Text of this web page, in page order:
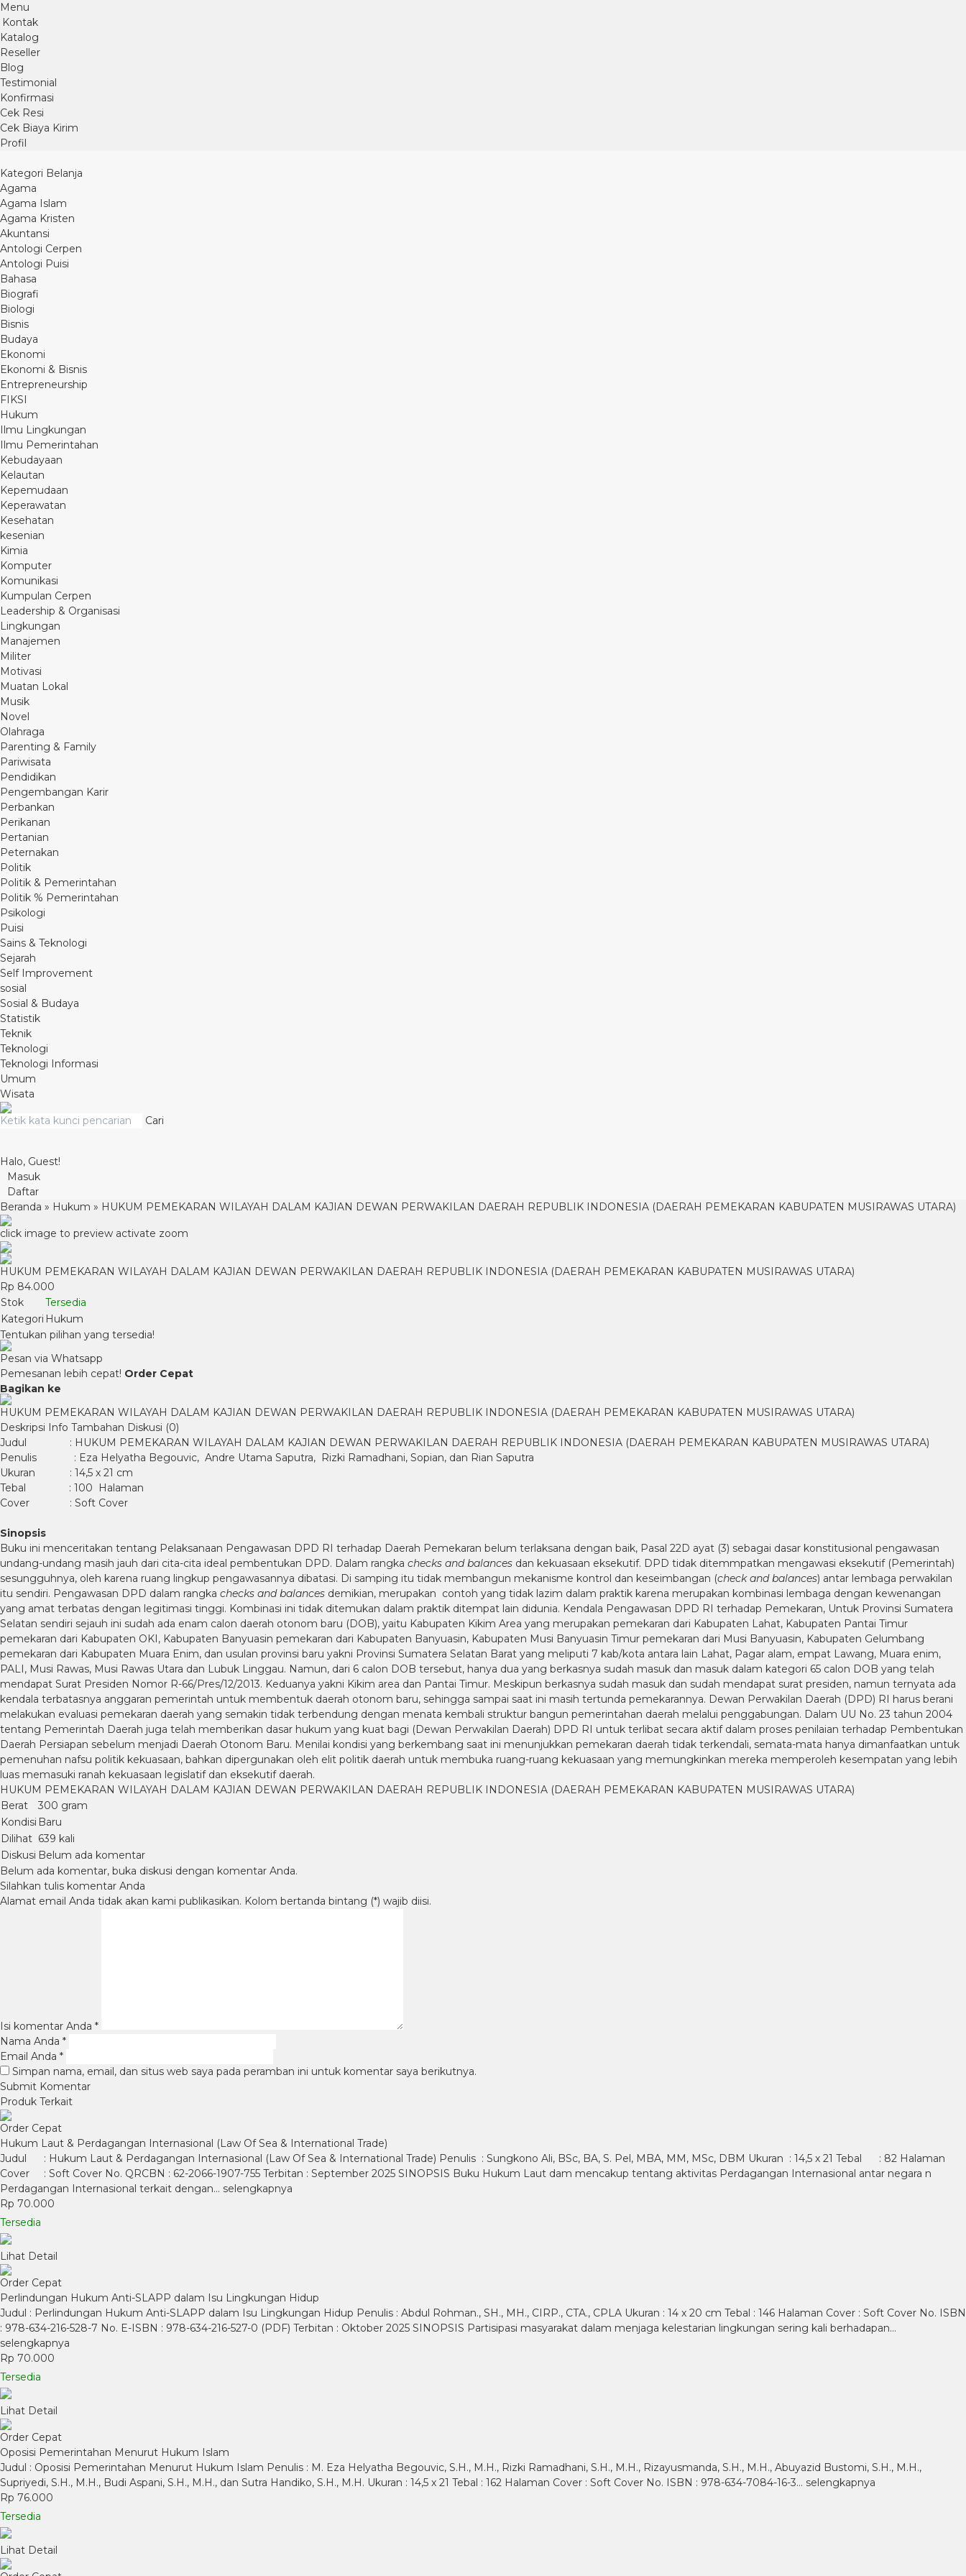
Menu
Kontak
Katalog
Reseller
Blog
Testimonial
Konfirmasi
Cek Resi
Cek Biaya Kirim
Profil
Kategori Belanja
Agama
Agama Islam
Agama Kristen
Akuntansi
Antologi Cerpen
Antologi Puisi
Bahasa
Biografi
Biologi
Bisnis
Budaya
Ekonomi
Ekonomi & Bisnis
Entrepreneurship
FIKSI
Hukum
Ilmu Lingkungan
Ilmu Pemerintahan
Kebudayaan
Kelautan
Kepemudaan
Keperawatan
Kesehatan
kesenian
Kimia
Komputer
Komunikasi
Kumpulan Cerpen
Leadership & Organisasi
Lingkungan
Manajemen
Militer
Motivasi
Muatan Lokal
Musik
Novel
Olahraga
Parenting & Family
Pariwisata
Pendidikan
Pengembangan Karir
Perbankan
Perikanan
Pertanian
Peternakan
Politik
Politik & Pemerintahan
Politik % Pemerintahan
Psikologi
Puisi
Sains & Teknologi
Sejarah
Self Improvement
sosial
Sosial & Budaya
Statistik
Teknik
Teknologi
Teknologi Informasi
Umum
Wisata
Cari
Halo, Guest!
Masuk
Daftar
Beranda » Hukum » HUKUM PEMEKARAN WILAYAH DALAM KAJIAN DEWAN PERWAKILAN DAERAH REPUBLIK INDONESIA (DAERAH PEMEKARAN KABUPATEN MUSIRAWAS UTARA)
click image to preview activate zoom
HUKUM PEMEKARAN WILAYAH DALAM KAJIAN DEWAN PERWAKILAN DAERAH REPUBLIK INDONESIA (DAERAH PEMEKARAN KABUPATEN MUSIRAWAS UTARA)
Rp 84.000
Stok
Tersedia
Kategori Hukum
Tentukan pilihan yang tersedia!
Pesan via Whatsapp
Pemesanan lebih cepat! Order Cepat
Bagikan ke
HUKUM PEMEKARAN WILAYAH DALAM KAJIAN DEWAN PERWAKILAN DAERAH REPUBLIK INDONESIA (DAERAH PEMEKARAN KABUPATEN MUSIRAWAS UTARA)
Deskripsi Info Tambahan Diskusi (0)
Judul : HUKUM PEMEKARAN WILAYAH DALAM KAJIAN DEWAN PERWAKILAN DAERAH REPUBLIK INDONESIA (DAERAH PEMEKARAN KABUPATEN MUSIRAWAS UTARA)
Penulis : Eza Helyatha Begouvic, Andre Utama Saputra, Rizki Ramadhani, Sopian, dan Rian Saputra
Ukuran : 14,5 x 21 cm
Tebal : 100 Halaman
Cover : Soft Cover
Sinopsis
Buku ini menceritakan tentang Pelaksanaan Pengawasan DPD RI terhadap Daerah Pemekaran belum terlaksana dengan baik, Pasal 22D ayat (3) sebagai dasar konstitusional pengawasan
undang-undang masih jauh dari cita-cita ideal pembentukan DPD. Dalam rangka checks and balances dan kekuasaan eksekutif. DPD tidak ditemmpatkan mengawasi eksekutif (Pemerintah)
sesungguhnya, oleh karena ruang lingkup pengawasannya dibatasi. Di samping itu tidak membangun mekanisme kontrol dan keseimbangan (check and balances) antar lembaga perwakilan
itu sendiri. Pengawasan DPD dalam rangka checks and balances demikian, merupakan contoh yang tidak lazim dalam praktik karena merupakan kombinasi lembaga dengan kewenangan
yang amat terbatas dengan legitimasi tinggi. Kombinasi ini tidak ditemukan dalam praktik ditempat lain didunia. Kendala Pengawasan DPD RI terhadap Pemekaran, Untuk Provinsi Sumatera
Selatan sendiri sejauh ini sudah ada enam calon daerah otonom baru (DOB), yaitu Kabupaten Kikim Area yang merupakan pemekaran dari Kabupaten Lahat, Kabupaten Pantai Timur
pemekaran dari Kabupaten OKI, Kabupaten Banyuasin pemekaran dari Kabupaten Banyuasin, Kabupaten Musi Banyuasin Timur pemekaran dari Musi Banyuasin, Kabupaten Gelumbang
pemekaran dari Kabupaten Muara Enim, dan usulan provinsi baru yakni Provinsi Sumatera Selatan Barat yang meliputi 7 kab/kota antara lain Lahat, Pagar alam, empat Lawang, Muara enim,
PALI, Musi Rawas, Musi Rawas Utara dan Lubuk Linggau. Namun, dari 6 calon DOB tersebut, hanya dua yang berkasnya sudah masuk dan masuk dalam kategori 65 calon DOB yang telah
mendapat Surat Presiden Nomor R-66/Pres/12/2013. Keduanya yakni Kikim area dan Pantai Timur. Meskipun berkasnya sudah masuk dan sudah mendapat surat presiden, namun ternyata ada
kendala terbatasnya anggaran pemerintah untuk membentuk daerah otonom baru, sehingga sampai saat ini masih tertunda pemekarannya. Dewan Perwakilan Daerah (DPD) RI harus berani
melakukan evaluasi pemekaran daerah yang semakin tidak terbendung dengan menata kembali struktur bangun pemerintahan daerah melalui penggabungan. Dalam UU No. 23 tahun 2004
tentang Pemerintah Daerah juga telah memberikan dasar hukum yang kuat bagi (Dewan Perwakilan Daerah) DPD RI untuk terlibat secara aktif dalam proses penilaian terhadap Pembentukan
Daerah Persiapan sebelum menjadi Daerah Otonom Baru. Menilai kondisi yang berkembang saat ini menunjukkan pemekaran daerah tidak terkendali, semata-mata hanya dimanfaatkan untuk
pemenuhan nafsu politik kekuasaan, bahkan dipergunakan oleh elit politik daerah untuk membuka ruang-ruang kekuasaan yang memungkinkan mereka memperoleh kesempatan yang lebih
luas memasuki ranah kekuasaan legislatif dan eksekutif daerah.
HUKUM PEMEKARAN WILAYAH DALAM KAJIAN DEWAN PERWAKILAN DAERAH REPUBLIK INDONESIA (DAERAH PEMEKARAN KABUPATEN MUSIRAWAS UTARA)
Berat
300 gram
Kondisi Baru
Dilihat 639 kali
Diskusi Belum ada komentar
Belum ada komentar, buka diskusi dengan komentar Anda.
Silahkan tulis komentar Anda
Alamat email Anda tidak akan kami publikasikan. Kolom bertanda bintang (*) wajib diisi.
Isi komentar Anda *
Nama Anda *
Email Anda *
Simpan nama, email, dan situs web saya pada peramban ini untuk komentar saya berikutnya.
Produk Terkait
Order Cepat
Hukum Laut & Perdagangan Internasional (Law Of Sea & International Trade)
Judul : Hukum Laut & Perdagangan Internasional (Law Of Sea & International Trade) Penulis : Sungkono Ali, BSc, BA, S. Pel, MBA, MM, MSc, DBM Ukuran : 14,5 x 21 Tebal : 82 Halaman
Cover : Soft Cover No. QRCBN : 62-2066-1907-755 Terbitan : September 2025 SINOPSIS Buku Hukum Laut dam mencakup tentang aktivitas Perdagangan Internasional antar negara n
Perdagangan Internasional terkait dengan… selengkapnya
Rp 70.000
Tersedia
Lihat Detail
Order Cepat
Perlindungan Hukum Anti-SLAPP dalam Isu Lingkungan Hidup
Judul : Perlindungan Hukum Anti-SLAPP dalam Isu Lingkungan Hidup Penulis : Abdul Rohman., SH., MH., CIRP., CTA., CPLA Ukuran : 14 x 20 cm Tebal : 146 Halaman Cover : Soft Cover No. ISBN
: 978-634-216-528-7 No. E-ISBN : 978-634-216-527-0 (PDF) Terbitan : Oktober 2025 SINOPSIS Partisipasi masyarakat dalam menjaga kelestarian lingkungan sering kali berhadapan…
selengkapnya
Rp 70.000
Tersedia
Lihat Detail
Order Cepat
Oposisi Pemerintahan Menurut Hukum Islam
Judul : Oposisi Pemerintahan Menurut Hukum Islam Penulis : M. Eza Helyatha Begouvic, S.H., M.H., Rizki Ramadhani, S.H., M.H., Rizayusmanda, S.H., M.H., Abuyazid Bustomi, S.H., M.H.,
Supriyedi, S.H., M.H., Budi Aspani, S.H., M.H., dan Sutra Handiko, S.H., M.H. Ukuran : 14,5 x 21 Tebal : 162 Halaman Cover : Soft Cover No. ISBN : 978-634-7084-16-3… selengkapnya
Rp 76.000
Tersedia
Lihat Detail